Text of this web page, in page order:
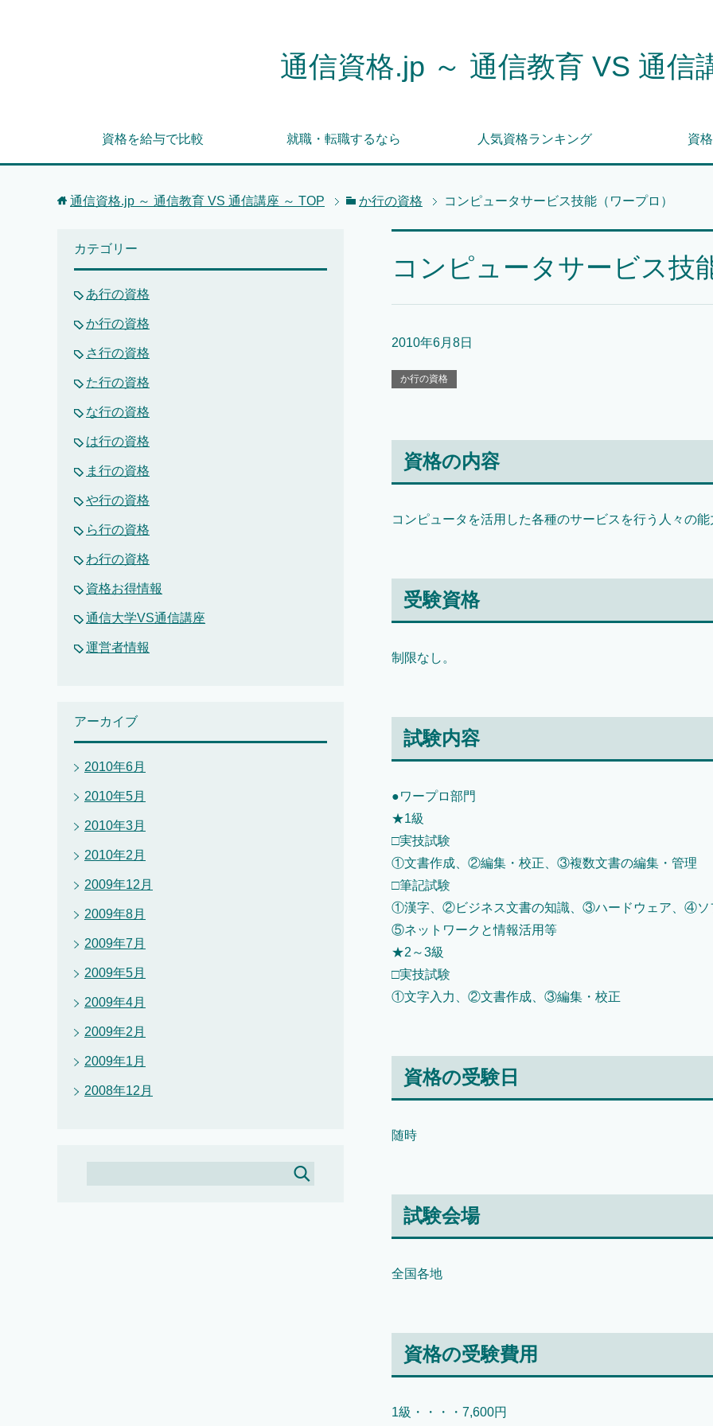
通信資格.jp ～ 通信教育 VS 通信
資格を給与で比較 就職・転職するなら 人気資格ランキング 資
通信資格.jp ～ 通信教育 VS 通信講座 ～ TOP か行の資格 コンピュータサービス技能（ワープロ）
コンピュータサービス技
2010年6月8日
か行の資格
資格の内容
コンピュータを活用した各種のサービスを行う人々の能
受験資格
制限なし。
試験内容
●ワープロ部門
★1級
□実技試験
①文書作成、②編集・校正、③複数文書の編集・管理
□筆記試験
①漢字、②ビジネス文書の知識、③ハードウェア、④ソ
⑤ネットワークと情報活用等
★2～3級
□実技試験
①文字入力、②文書作成、③編集・校正
資格の受験日
随時
試験会場
全国各地
資格の受験費用
1級・・・・7,600円
カテゴリー
あ行の資格
か行の資格
さ行の資格
た行の資格
な行の資格
は行の資格
ま行の資格
や行の資格
ら行の資格
わ行の資格
資格お得情報
通信大学VS通信講座
運営者情報
アーカイブ
2010年6月
2010年5月
2010年3月
2010年2月
2009年12月
2009年8月
2009年7月
2009年5月
2009年4月
2009年2月
2009年1月
2008年12月